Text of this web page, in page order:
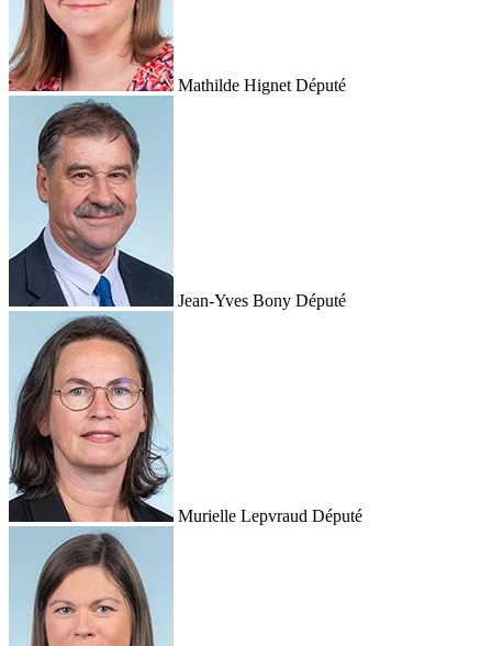
Mathilde Hignet Député
Jean-Yves Bony Député
Murielle Lepvraud Député